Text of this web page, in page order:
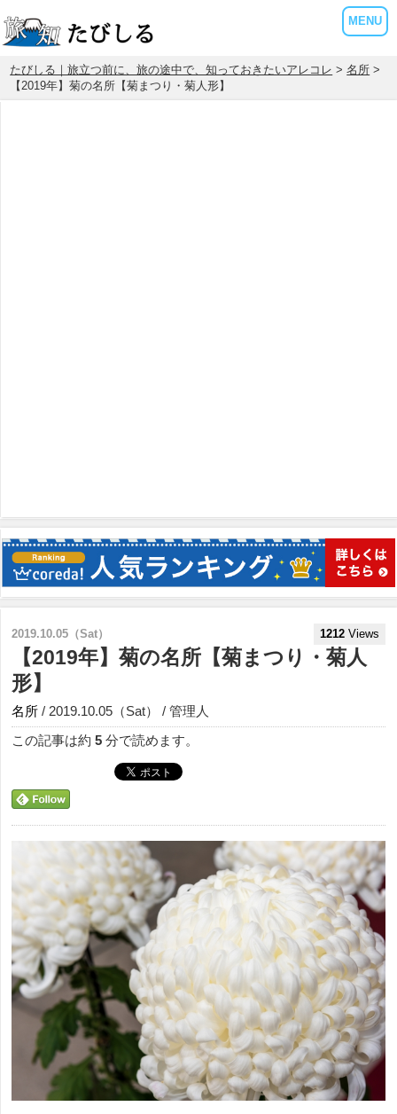
MENU
たびしる｜旅立つ前に、旅の途中で、知っておきたいアレコレ >名所 >
【2019年】菊の名所【菊まつり・菊人形】
2019.10.05（Sat） 1212 Views
【2019年】菊の名所【菊まつり・菊人
形】
名所 / 2019.10.05（Sat） / 管理人
この記事は約 5 分で読めます。